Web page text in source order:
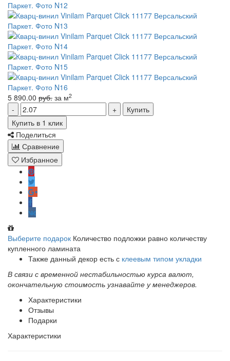
5 890.00 руб. за м2
Купить
Купить в 1 клик
Поделиться
Сравнение
Избранное
Выберите подарок Количество подложки равно количеству
купленного ламината
Также данный декор есть с клеевым типом укладки
В связи с временной нестабильностью курса валют,
окончательную стоимость узнавайте у менеджеров.
Характеристики
Отзывы
Подарки
Характеристики